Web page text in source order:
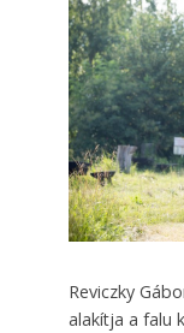
Reviczky
alakítja a falu